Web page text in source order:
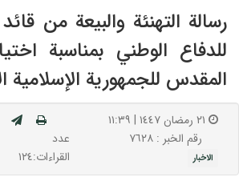
رسالة التهنئة والبيعة من
للدفاع الوطني بمناسبة
المقدس للجمهورية الإسلامية
رقم الخبر : ۷٦٢٨
الاخبار
عدد
القراءات:١٢٤